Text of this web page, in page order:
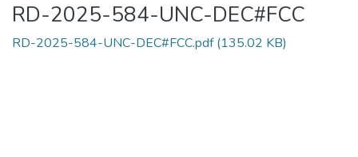
RD-2025-584-UNC-DEC#FCC
RD-2025-584-UNC-DEC#FCC.pdf(135.02 KB)